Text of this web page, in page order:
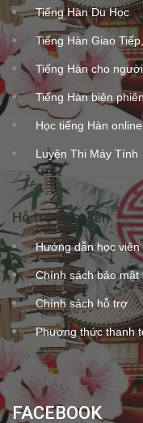
Tiếng Hàn Du Học
Tiếng Hàn Giao
Tiếng Hàn cho
Tiếng Hàn biên
Học tiếng Hàn online
Luyện Thi Máy Tính
Hỗ trợ học viên
Hướng dẫn học viên
Chính sách bảo mật
Chính sách hỗ trợ
Phương thức thanh
FACEBOOK